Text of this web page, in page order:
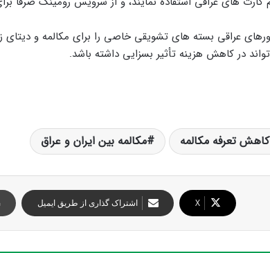
عراقی بسته های تشویقی خاصی را برای مکالمه و دیتای
در کاهش هزینه تأثیر بسزایی داشته باشد.
کاهش تعرفه مکالمه مکالمه بین ایران و عراق
X اشتراک گذاری از طریق ایمیل